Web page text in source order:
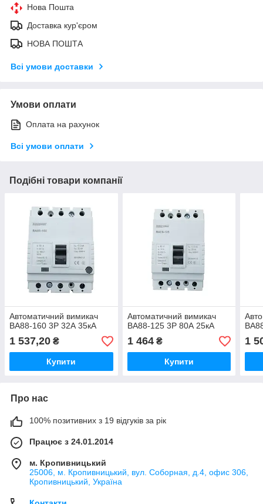
Нова Пошта
Доставка кур'єром
НОВА ПОШТА
Всі умови доставки
Умови оплати
Оплата на рахунок
Всі умови оплати
Подібні товари компанії
Автоматичний вимикач
ВА88-160 3Р 32А 35кА
1 537,20 ₴
Купити
Автоматичний вимикач
ВА88-125 3Р 80А 25кА
1 464₴
Купити
1
Про нас
100% позитивних з 19 відгуків за рік
Працює з 24.01.2014
м. Кропивницький
25006, м. Кропивницький, вул. Соборная, д.4, офис 306,
Кропивницький, Україна